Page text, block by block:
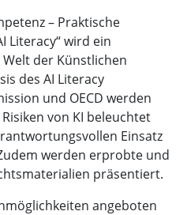
– Praktische
Literacy“ wird ein
der Künstlichen
des AI Literacy
und OECD werden
von KI beleuchtet
Einsatz
werden erprobte und
präsentiert.
angeboten